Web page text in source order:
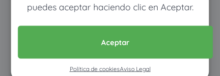
puedes aceptar haciendo clic en Aceptar.
Aceptar
Política de cookiesAviso Legal